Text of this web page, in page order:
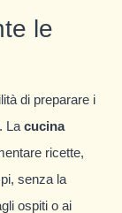
le
di preparare i
La cucina
ricette,
senza la
ospiti o ai